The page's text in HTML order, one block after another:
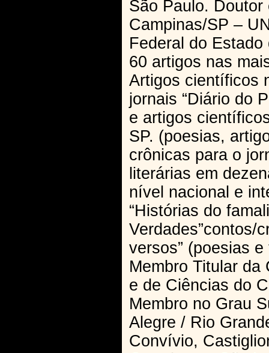
São Paulo.
Campinas/SP –
Federal do
60 artigos nas
Artigos científicos
jornais “Diário do
e artigos
SP. (poesias,
crônicas para o
literárias em
nível nacional e
“Histórias do
Verdades”contos/
versos” (poesias
Membro Titular da
e de Ciências do
Membro no Grau
Alegre / Rio
Convívio,